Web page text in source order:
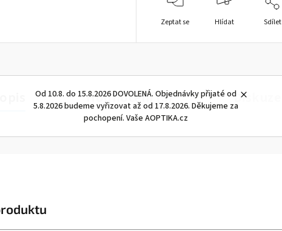
Od 10.8. do 15.8.2026 DOVOLENÁ. Objednávky přijaté od
5.8.2026 budeme vyřizovat až od 17.8.2026. Děkujeme za
pochopení. Vaše AOPTIKA.cz
Zeptat se Hlídat Sdílet
Hodnocení (3) Diskuze